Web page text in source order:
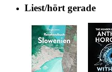
Liest/hört gerade